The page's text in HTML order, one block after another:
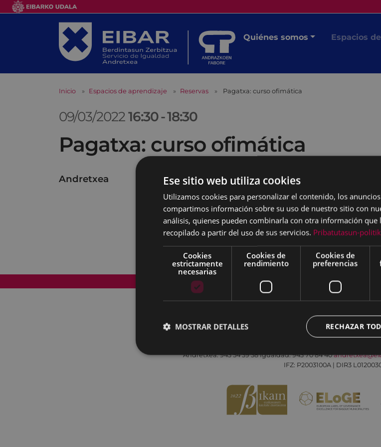
Quiénes somos Espacios
Inicio Espacios de aprendizaje Reservas Pagatxa: curso ofimática
09/03/202216:30-18:30
Pagatxa: curso ofimática
Andretxea
Mapa del Sitio Aviso legal Política de cookies
Todas las redes sociales del
Andretxea: 943 54 39 38Igualdad: 943 70 84 40
IFZ: P2003100A | DIR3
Ese sitio web utiliza cookies
Utilizamos cookies para personalizar el contenido, los
compartimos información sobre su uso de nuestro sitio con
análisis, quienes pueden combinarla con otra información
recopilado a partir del uso de sus servicios. Pribatutasun-
Cookies
estrictamente
necesarias
Cookies de
rendimiento
Cookies de
preferencias
RECHAZAR
MOSTRAR DETALLES